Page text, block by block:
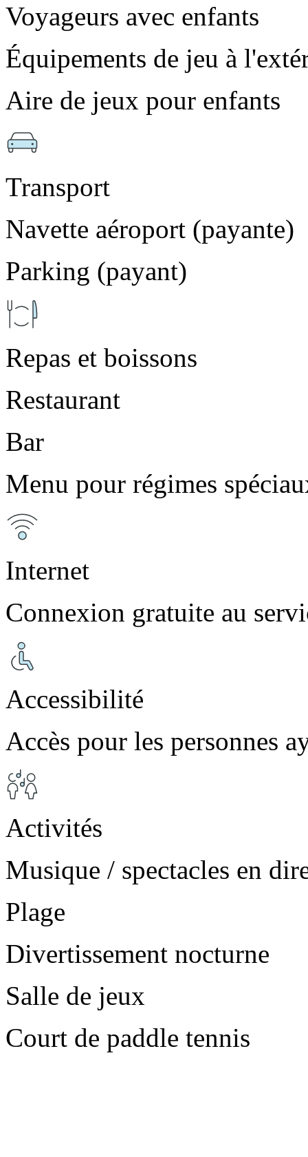
Voyageurs avec enfants
Équipements de jeu à
Aire de jeux pour enfants
Transport
Navette aéroport (payante)
Parking (payant)
Repas et boissons
Restaurant
Bar
Menu pour régimes
Internet
Connexion gratuite au
Accessibilité
Accès pour les personnes
Activités
Musique / spectacles en
Plage
Divertissement nocturne
Salle de jeux
Court de paddle tennis